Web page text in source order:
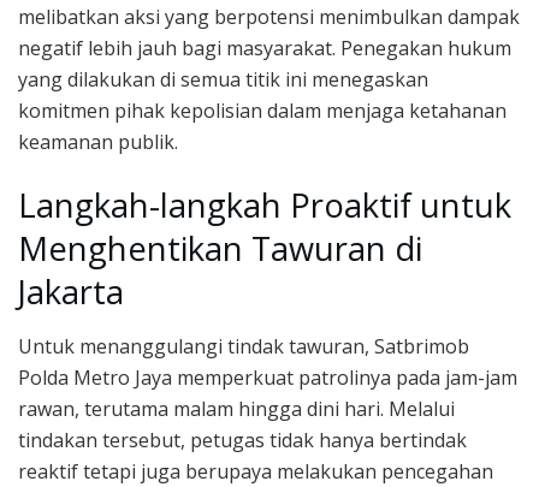
melibatkan aksi yang berpotensi menimbulkan dampak
negatif lebih jauh bagi masyarakat. Penegakan hukum
yang dilakukan di semua titik ini menegaskan
komitmen pihak kepolisian dalam menjaga ketahanan
keamanan publik.
Langkah-langkah Proaktif untuk
Menghentikan Tawuran di
Jakarta
Untuk menanggulangi tindak tawuran, Satbrimob
Polda Metro Jaya memperkuat patrolinya pada jam-jam
rawan, terutama malam hingga dini hari. Melalui
tindakan tersebut, petugas tidak hanya bertindak
reaktif tetapi juga berupaya melakukan pencegahan